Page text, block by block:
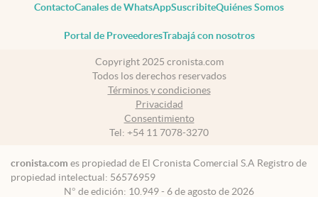
ContactoCanales de WhatsAppSuscribiteQuiénes Somos
Portal de ProveedoresTrabajá con nosotros
Copyright 2025 cronista.com
Todos los derechos reservados
Términos y condiciones
Privacidad
Consentimiento
Tel: +54 11 7078-3270
cronista.com es propiedad de El Cronista Comercial S.A Registro de
propiedad intelectual: 56576959
N° de edición: 10.949 - 6 de agosto de 2026